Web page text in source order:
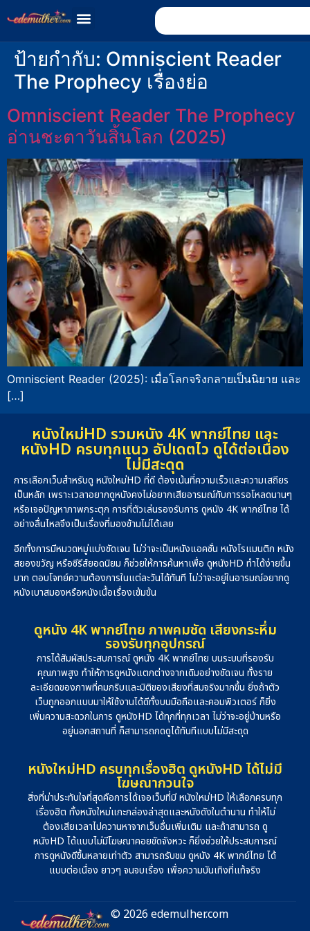
ป้ายกำกับ: Omniscient Reader
The Prophecy เรื่องย่อ
Omniscient Reader The Prophecy
อ่านชะตาวันสิ้นโลก (2025)
Omniscient Reader (2025): เมื่อโลกจริงกลายเป็นนิยาย และ
[…]
หนังใหม่HD รวมหนัง 4K พากย์ไทย และ
หนังHD ครบทุกแนว อัปเดตไว ดูได้ต่อเนื่อง
ไม่มีสะดุด
การเลือกเว็บสำหรับดู หนังใหม่HD ที่ดี ต้องเน้นที่ความเร็วและความเสถียร
เป็นหลัก เพราะเวลาอยากดูหนังคงไม่อยากเสียอารมณ์กับการรอโหลดนานๆ
หรือเจอปัญหาภาพกระตุก การที่ตัวเล่นรองรับการ ดูหนัง 4K พากย์ไทย ได้
อย่างลื่นไหลจึงเป็นเรื่องที่มองข้ามไม่ได้เลย
อีกทั้งการมีหมวดหมู่แบ่งชัดเจน ไม่ว่าจะเป็นหนังแอคชั่น หนังโรแมนติก หนัง
สยองขวัญ หรือซีรีส์ยอดนิยม ก็ช่วยให้การค้นหาเพื่อ ดูหนังHD ทำได้ง่ายขึ้น
มาก ตอบโจทย์ความต้องการในแต่ละวันได้ทันที ไม่ว่าจะอยู่ในอารมณ์อยากดู
หนังเบาสมองหรือหนังเนื้อเรื่องเข้มข้น
ดูหนัง 4K พากย์ไทย ภาพคมชัด เสียงกระหึ่ม
รองรับทุกอุปกรณ์
การได้สัมผัสประสบการณ์ ดูหนัง 4K พากย์ไทย บนระบบที่รองรับ
คุณภาพสูง ทำให้การดูหนังแตกต่างจากเดิมอย่างชัดเจน ทั้งราย
ละเอียดของภาพที่คมกริบและมิติของเสียงที่สมจริงมากขึ้น ยิ่งถ้าตัว
เว็บถูกออกแบบมาให้ใช้งานได้ดีทั้งบนมือถือและคอมพิวเตอร์ ก็ยิ่ง
เพิ่มความสะดวกในการ ดูหนังHD ได้ทุกที่ทุกเวลา ไม่ว่าจะอยู่บ้านหรือ
อยู่นอกสถานที่ ก็สามารถกดดูได้ทันทีแบบไม่มีสะดุด
หนังใหม่HD ครบทุกเรื่องฮิต ดูหนังHD ได้ไม่มี
โฆษณากวนใจ
สิ่งที่น่าประทับใจที่สุดคือการได้เจอเว็บที่มี หนังใหม่HD ให้เลือกครบทุก
เรื่องฮิต ทั้งหนังใหม่แกะกล่องล่าสุดและหนังดังในตำนาน ทำให้ไม่
ต้องเสียเวลาไปควานหาจากเว็บอื่นเพิ่มเติม และถ้าสามารถ ดู
หนังHD ได้แบบไม่มีโฆษณาคอยขัดจังหวะ ก็ยิ่งช่วยให้ประสบการณ์
การดูหนังดีขึ้นหลายเท่าตัว สามารถรับชม ดูหนัง 4K พากย์ไทย ได้
แบบต่อเนื่อง ยาวๆ จนจบเรื่อง เพื่อความบันเทิงที่แท้จริง
© 2026 edemulher.com